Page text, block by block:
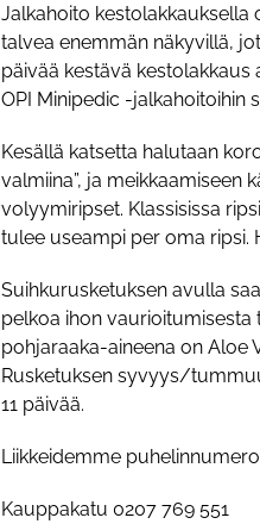
Jalkahoito kestolakkauksella
talvea enemmän näkyvillä,
päivää kestävä kestolakkaus
OPI Minipedic -jalkahoitoihin
Kesällä katsetta halutaan
valmiina”, ja meikkaamiseen
volyymiripset. Klassisissa
tulee useampi per oma ripsi.
Suihkurusketuksen avulla
pelkoa ihon vaurioitumisesta
pohjaraaka-aineena on Aloe
Rusketuksen syvyys/
11 päivää.
Liikkeidemme
Kauppakatu 0207 769 551